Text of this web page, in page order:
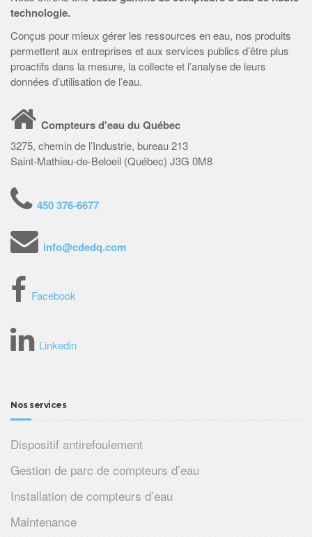
technologie.
Conçus pour mieux gérer les ressources en eau, nos produits
permettent aux entreprises et aux services publics d’être plus
proactifs dans la mesure, la collecte et l’analyse de leurs
données d’utilisation de l’eau.
Compteurs d'eau du Québec
3275, chemin de l’Industrie, bureau 213
Saint-Mathieu-de-Beloeil (Québec) J3G 0M8
450 376-6677
info@cdedq.com
Facebook
Linkedin
Nos services
Dispositif antirefoulement
Gestion de parc de compteurs d’eau
Installation de compteurs d’eau
Maintenance